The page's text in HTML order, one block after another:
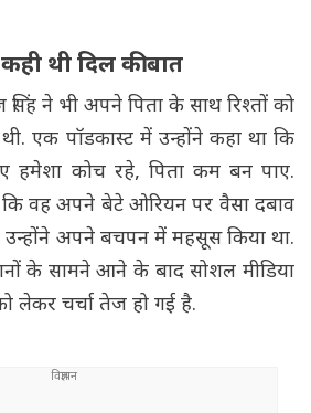
थी दिल की बात
ने भी अपने पिता के साथ रिश्तों को
एक पॉडकास्ट में उन्होंने कहा था कि
हमेशा कोच रहे, पिता कम बन पाए.
वह अपने बेटे ओरियन पर वैसा दबाव
उन्होंने अपने बचपन में महसूस किया था.
के सामने आने के बाद सोशल मीडिया
लेकर चर्चा तेज हो गई है.